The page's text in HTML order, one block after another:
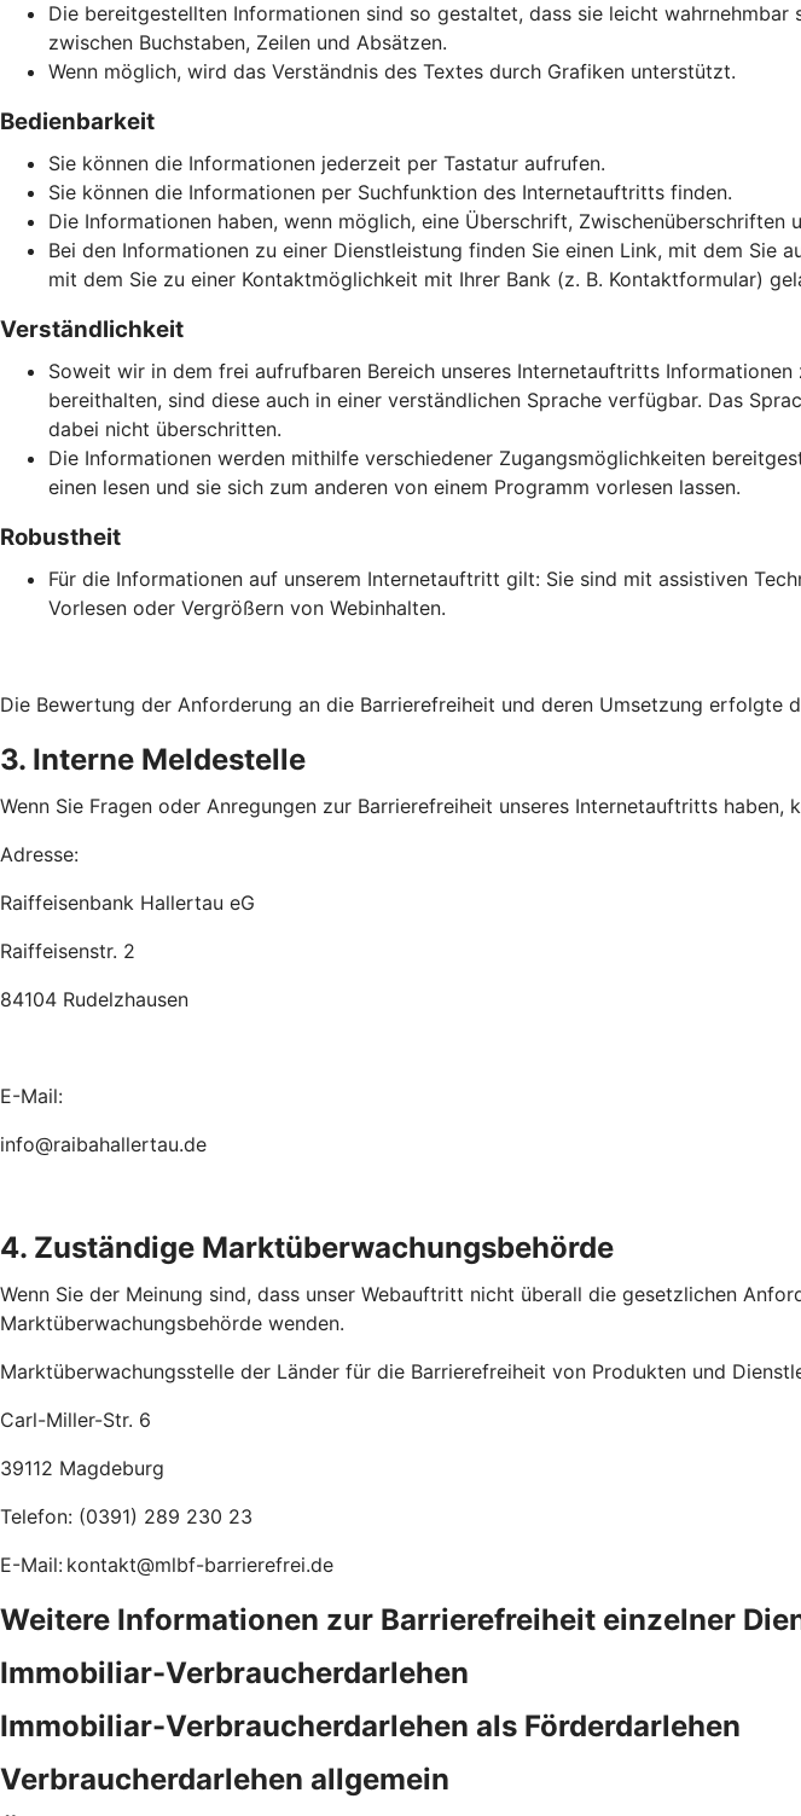
Die bereitgestellten Informationen sind so gestaltet, dass sie leicht
zwischen Buchstaben, Zeilen und Absätzen.
Wenn möglich, wird das Verständnis des Textes durch Grafiken unterstützt.
Bedienbarkeit
Sie können die Informationen jederzeit per Tastatur aufrufen.
Sie können die Informationen per Suchfunktion des Internetauftritts finden.
Die Informationen haben, wenn möglich, eine Überschrift, Zwischenüberschriften
Bei den Informationen zu einer Dienstleistung finden Sie einen Link, mit dem
mit dem Sie zu einer Kontaktmöglichkeit mit Ihrer Bank (z. B. Kontaktformular)
Verständlichkeit
Soweit wir in dem frei aufrufbaren Bereich unseres Internetauftritts
bereithalten, sind diese auch in einer verständlichen Sprache verfügbar. Das
dabei nicht überschritten.
Die Informationen werden mithilfe verschiedener Zugangsmöglichkeiten
einen lesen und sie sich zum anderen von einem Programm vorlesen lassen.
Robustheit
Für die Informationen auf unserem Internetauftritt gilt: Sie sind mit assistiven
Vorlesen oder Vergrößern von Webinhalten.
Die Bewertung der Anforderung an die Barrierefreiheit und deren Umsetzung erfolgte
3. Interne Meldestelle
Wenn Sie Fragen oder Anregungen zur Barrierefreiheit unseres Internetauftritts
Adresse:
Raiffeisenbank Hallertau eG
Raiffeisenstr. 2
84104 Rudelzhausen
E-Mail:
info@raibahallertau.de
4. Zuständige Marktüberwachungsbehörde
Wenn Sie der Meinung sind, dass unser Webauftritt nicht überall die gesetzlichen
Marktüberwachungsbehörde wenden.
Marktüberwachungsstelle der Länder für die Barrierefreiheit von Produkten und
Carl-Miller-Str. 6
39112 Magdeburg
Telefon: (0391) 289 230 23
E-Mail: kontakt@mlbf-barrierefrei.de
Weitere Informationen zur Barrierefreiheit einzelner
Immobiliar-Verbraucherdarlehen
Immobiliar-Verbraucherdarlehen als Förderdarlehen
Verbraucherdarlehen allgemein